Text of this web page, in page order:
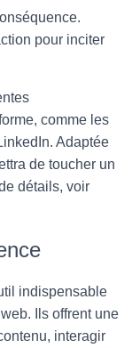
pour inciter
comme les
Adaptée
de toucher un
détails, voir
indispensable
Ils offrent une
interagir